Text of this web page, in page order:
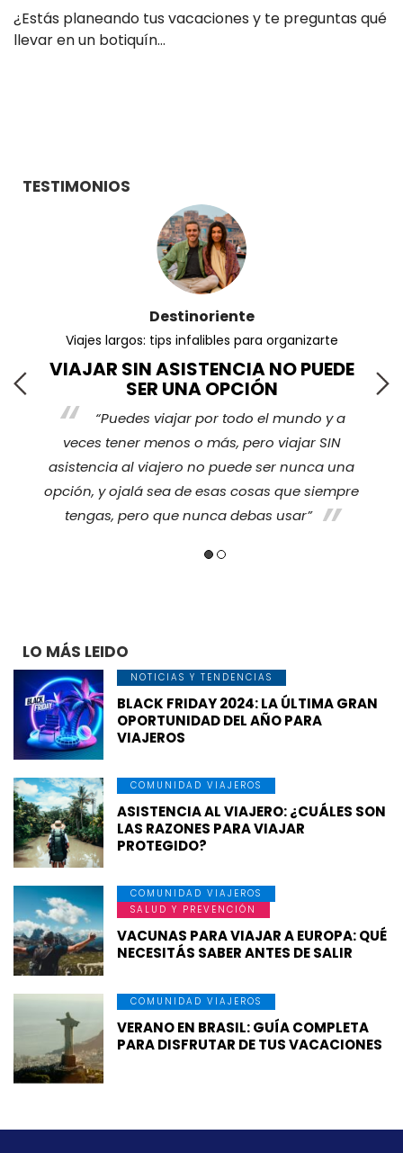
¿Estás planeando tus vacaciones y te preguntas qué
llevar en un botiquín…
TESTIMONIOS
Destinoriente
Viajes largos: tips infalibles para organizarte
VIAJAR SIN ASISTENCIA NO PUEDE
SER UNA OPCIÓN
“Puedes viajar por todo el mundo y a
veces tener menos o más, pero viajar SIN
asistencia al viajero no puede ser nunca una
opción, y ojalá sea de esas cosas que siempre
tengas, pero que nunca debas usar”
LO MÁS LEIDO
NOTICIAS Y TENDENCIAS
BLACK FRIDAY 2024: LA ÚLTIMA GRAN
OPORTUNIDAD DEL AÑO PARA
VIAJEROS
COMUNIDAD VIAJEROS
ASISTENCIA AL VIAJERO: ¿CUÁLES SON
LAS RAZONES PARA VIAJAR
PROTEGIDO?
COMUNIDAD VIAJEROS
SALUD Y PREVENCIÓN
VACUNAS PARA VIAJAR A EUROPA: QUÉ
NECESITÁS SABER ANTES DE SALIR
COMUNIDAD VIAJEROS
VERANO EN BRASIL: GUÍA COMPLETA
PARA DISFRUTAR DE TUS VACACIONES